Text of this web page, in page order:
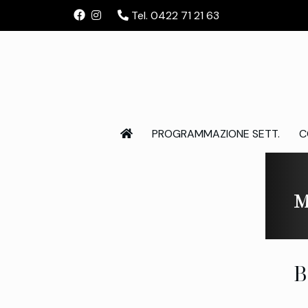
Tel. 0422 71 21 63
PROGRAMMAZIONE SETT.